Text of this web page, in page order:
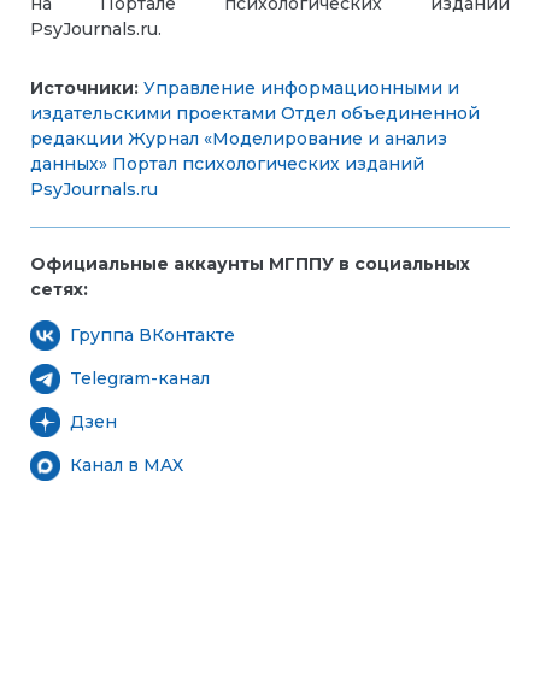
PsyJournals.ru.
Источники: Управление информационными и
издательскими проектами Отдел объединенной
редакции Журнал «Моделирование и анализ
данных» Портал психологических изданий
PsyJournals.ru
Официальные аккаунты МГППУ в социальных
сетях:
Группа ВКонтакте
Telegram-канал
Дзен
Канал в MAX